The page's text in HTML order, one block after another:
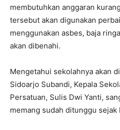
membutuhkan anggaran
tersebut akan digunakan
menggunakan asbes, baja
akan dibenahi.
Mengetahui sekolahnya akan
Sidoarjo Subandi, Kepala
Persatuan, Sulis Dwi Yanti,
memang sudah ditunggu sejak